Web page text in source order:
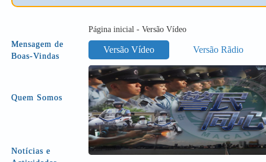
Mensagem de
Boas-Vindas
Quem Somos
Notícias e
Página inicial - Versão Vídeo
Versão Vídeo Versão Rãdio